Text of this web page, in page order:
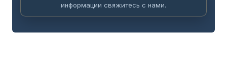
информации свяжитесь с нами.